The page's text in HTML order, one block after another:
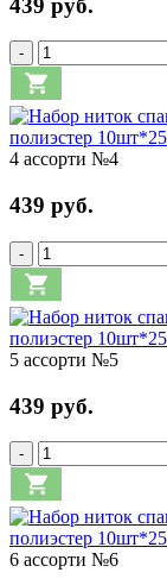
439 руб.
-
4 ассорти №4
439 руб.
-
5 ассорти №5
439 руб.
-
6 ассорти №6